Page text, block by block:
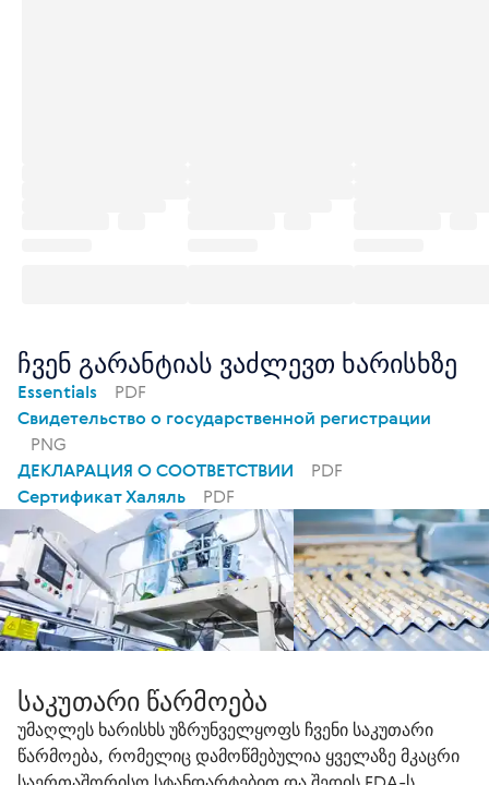
ჩვენ გარანტიას ვაძლევთ ხარისხზე
Essentials
PDF
Свидетельство о государственной регистрации
PNG
ДЕКЛАРАЦИЯ О СООТВЕТСТВИИ
PDF
Сертификат Халяль
PDF
საკუთარი წარმოება
უმაღლეს ხარისხს უზრუნველყოფს ჩვენი საკუთარი
წარმოება, რომელიც დამოწმებულია ყველაზე მკაცრი